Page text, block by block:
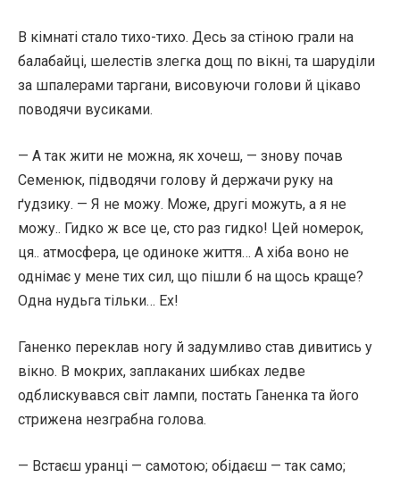
В кімнаті стало тихо-тихо. Десь за стіною грали на
балабайці, шелестів злегка дощ по вікні, та шаруділи
за шпалерами таргани, висовуючи голови й цікаво
поводячи вусиками.
— А так жити не можна, як хочеш, — знову почав
Семенюк, підводячи голову й держачи руку на
ґудзику. — Я не можу. Може, другі можуть, а я не
можу.. Гидко ж все це, сто раз гидко! Цей номерок,
ця.. атмосфера, це одиноке життя… А хіба воно не
однімає у мене тих сил, що пішли б на щось краще?
Одна нудьга тільки… Ех!
Ганенко переклав ногу й задумливо став дивитись у
вікно. В мокрих, заплаканих шибках ледве
одблискувався світ лампи, постать Ганенка та його
стрижена незграбна голова.
— Встаєш уранці — самотою; обідаєш — так само;